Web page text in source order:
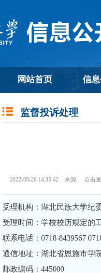
网站首页 信
监督投诉处理
2022-09-28 14:35:42 来源: 点击
受理机构：湖北民族大学纪
受理时间：学校校历规定的
联系电话：0718-8439567
通信地址：湖北省恩施市学
邮政编码：445000